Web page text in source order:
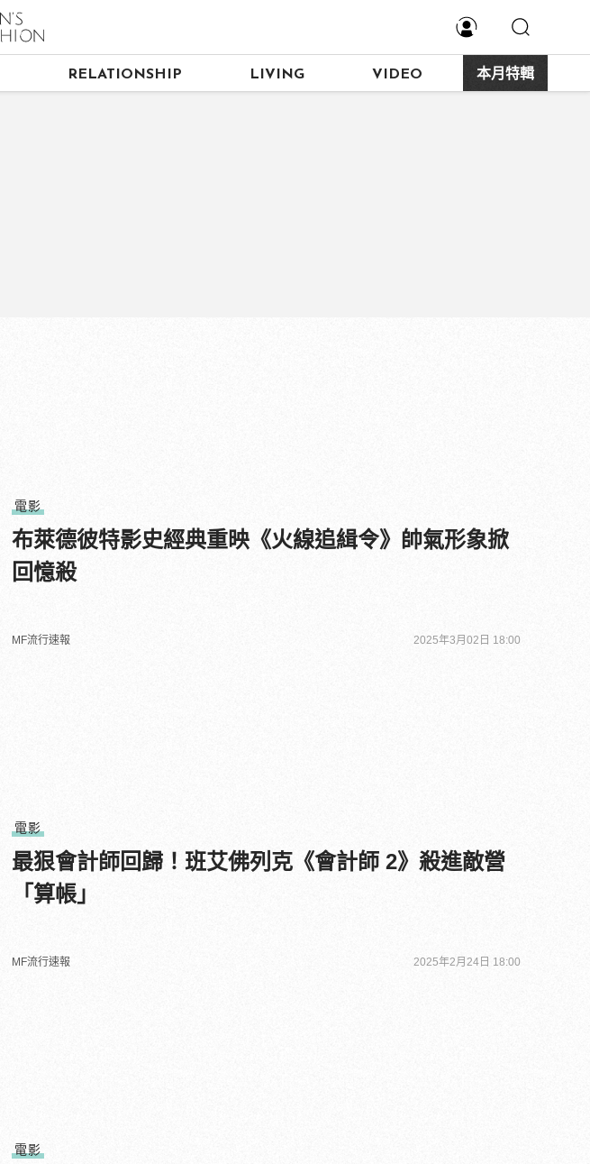
RELATIONSHIP LIVING VIDEO 本月特輯
電影
布萊德彼特影史經典重映《火線追緝令》帥氣形象掀
回憶殺
MF流行速報 2025年3月02日 18:00
電影
最狠會計師回歸！班艾佛列克《會計師 2》殺進敵營
「算帳」
MF流行速報 2025年2月24日 18:00
電影